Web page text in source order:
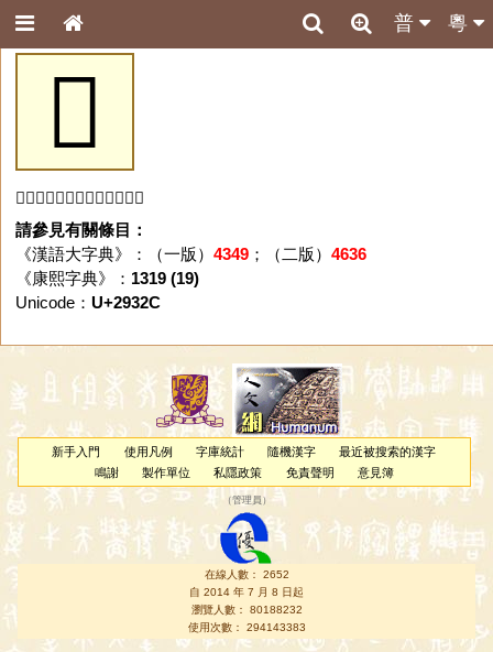
粵
普
𩌬
「𩌬」字未收錄於本資料庫。
請參見有關條目：
《漢語大字典》：（一版） 4349；（二版） 4636
《康熙字典》： 1319 (19)
Unicode： U+2932C
新手入門 使用凡例 字庫統計 隨機漢字
最近被搜索的漢字
鳴謝
製作單位 私隱政策 免責聲明 意見簿
（管理員 ）
在線人數： 2652
自 2014 年 7 月 8 日起
瀏覽人數： 80188232
使用次數： 294143383